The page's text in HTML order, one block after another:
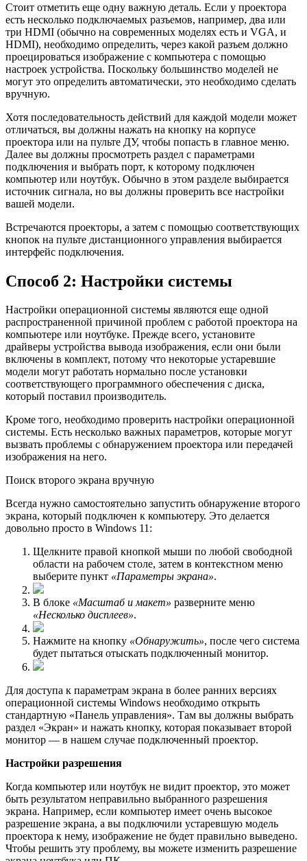
Стоит отметить еще одну важную деталь. Если у проектора
есть несколько подключаемых разъемов, например, два или
три HDMI (обычно на современных моделях есть и VGA, и
HDMI), необходимо определить, через какой разъем должно
проецироваться изображение с компьютера с помощью
настроек устройства. Поскольку большинство моделей не
могут это определить автоматически, это необходимо сделать
вручную.
Хотя последовательность действий для каждой модели может
отличаться, вы должны нажать на кнопку на корпусе
проектора или на пульте ДУ, чтобы попасть в главное меню.
Далее вы должны просмотреть раздел с параметрами
подключения и выбрать порт, к которому подключен
компьютер или ноутбук. Обычно в этом разделе выбирается
источник сигнала, но вы должны проверить все настройки
вашей модели.
Встрeчаются проекторы, а затем с помощью соответствующих
кнопок на пульте дистанционного управления выбирается
интерфейс подключения.
Способ 2: Настройки системы
Настройки операционной системы являются еще одной
распространенной причиной проблем с работой проектора на
компьютере или ноутбуке. Прежде всего, установите
драйверы устройства вывода изображения, если они были
включены в комплект, потому что некоторые устаревшие
модели могут работать нормально после установки
соответствующего программного обеспечения с диска,
который поставил производитель.
Кроме того, необходимо проверить настройки операционной
системы. Есть несколько важных параметров, которые могут
вызвать проблемы с обнаружением проектора или передачей
изображения на него.
Поиск второго экрана вручную
Всегда нужно самостоятельно запустить обнаружение второго
экрана, который подключен к компьютеру. Это делается
довольно просто в Windows 11:
Щелкните правой кнопкой мыши по любой свободной
области на рабочем столе, затем в контекстном меню
выберите пункт «Параметры экрана».
В блоке «Масштаб и макет» разверните меню
«Несколько дисплеев».
Нажмите на кнопку «Обнаружить», после чего система
будет пытаться отыскать подключенный монитор.
Для доступа к параметрам экрана в более ранних версиях
операционной системы Windows необходимо открыть
стандартную «Панель управления». Там вы должны выбрать
раздел «Экран» и нажать кнопку, которая показывает второй
монитор — в нашем случае подключенный проектор.
Настройки разрешения
Когда компьютер или ноутбук не видит проектор, это может
быть результатом неправильно выбранного разрешения
экрана. Например, если компьютер имеет очень высокое
разрешение экрана, а вы подключили устаревшую модель
проектора к нему, изображение не будет правильно выведено.
Чтобы решить эту проблему, вы можете изменить разрешение